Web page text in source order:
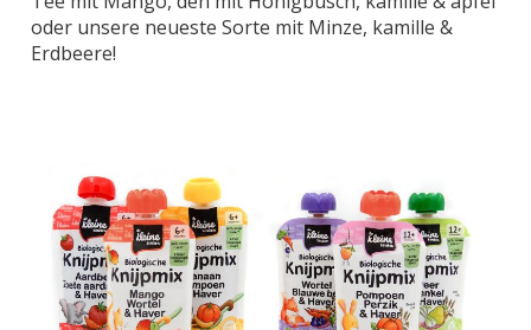
oder unsere neueste Sorte mit Minze, kamille &
Erdbeere!